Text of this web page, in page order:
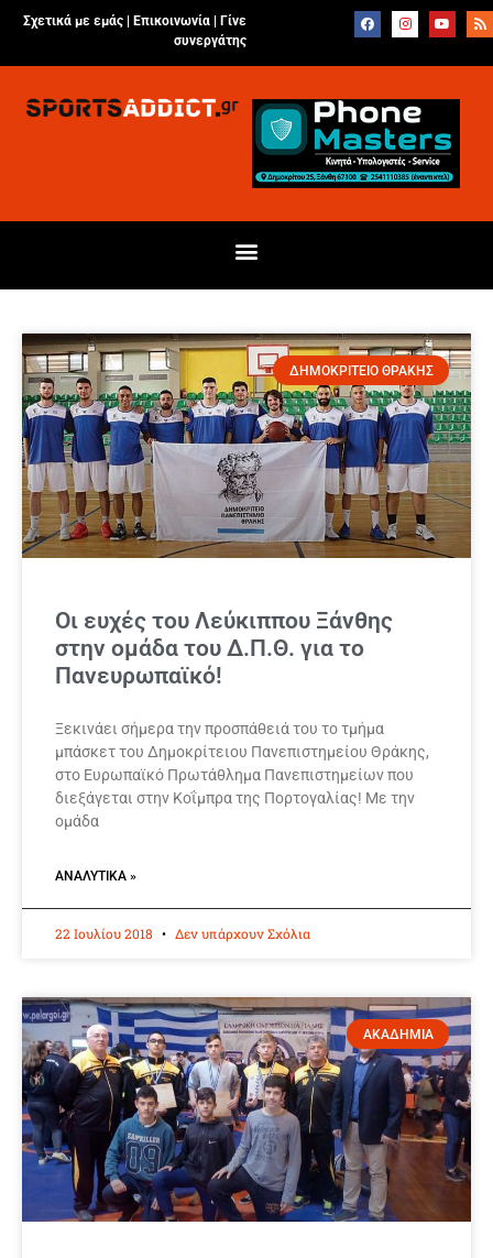
Σχετικά με εμάς | Επικοινωνία
Γίνε
συνεργάτης
ΔΗΜΟΚΡΙΤΕΙΟ ΘΡΑΚΗΣ
Οι ευχές του Λεύκιππου Ξάνθης
στην ομάδα του Δ.Π.Θ. για το
Πανευρωπαϊκό!
Ξεκινάει σήμερα την προσπάθειά του το τμήμα
μπάσκετ του Δημοκρίτειου Πανεπιστημείου Θράκης,
στο Ευρωπαϊκό Πρωτάθλημα Πανεπιστημείων που
διεξάγεται στην Κοΐμπρα της Πορτογαλίας! Με την
ομάδα
ΑΝΑΛΥΤΙΚΆ »
22 Ιουλίου 2018 Δεν υπάρχουν Σχόλια
ΑΚΑΔΗΜΙΑ